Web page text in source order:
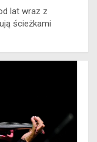
lat wraz z
ścieżkami